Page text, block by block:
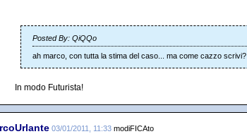
Posted By: QiQQo
ah marco, con tutta la stima del caso... ma come cazzo scrivi?
In modo Futurista!
03/01/2011, 11:33 modiFICAto